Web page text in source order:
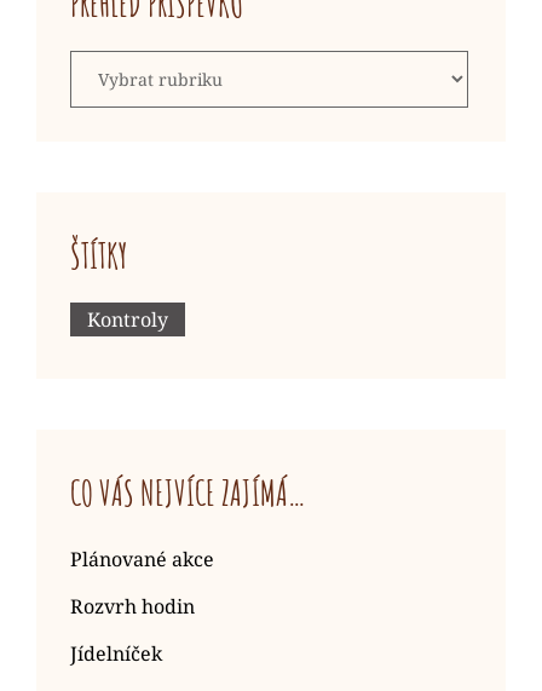
příspěvků
ŠTÍTKY
Kontroly
CO VÁS NEJVÍCE ZAJÍMÁ…
Plánované akce
Rozvrh hodin
Jídelníček